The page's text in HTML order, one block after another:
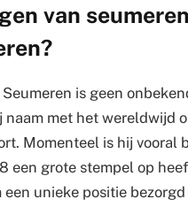
van
Seumeren is geen
naam met het wereldwijd
Momenteel is hij vooral
een grote stempel op
een unieke positie